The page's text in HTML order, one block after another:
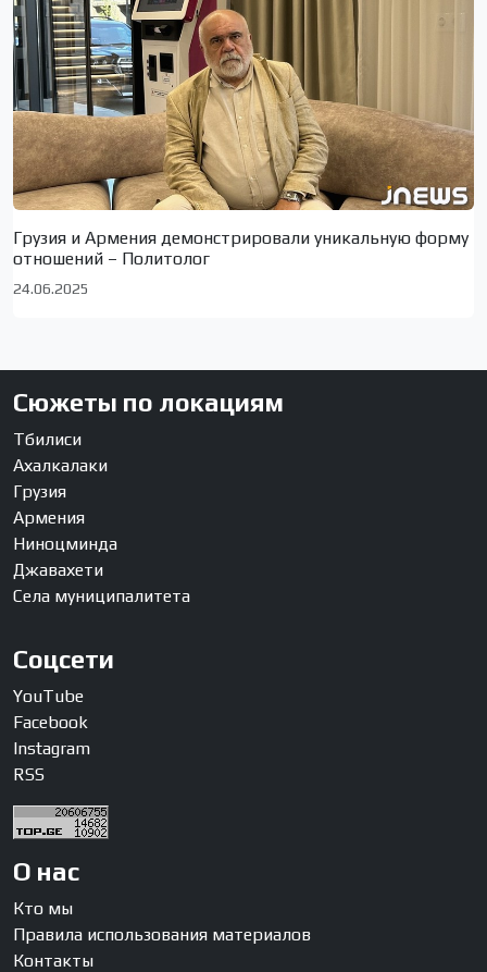
Грузия и Армения демонстрировали уникальную форму
отношений – Политолог
24.06.2025
Сюжеты по локациям
Тбилиси
Ахалкалаки
Грузия
Армения
Ниноцминда
Джавахети
Села муниципалитета
Соцсети
YouTube
Facebook
Instagram
RSS
О нас
Кто мы
Правила использования материалов
Контакты